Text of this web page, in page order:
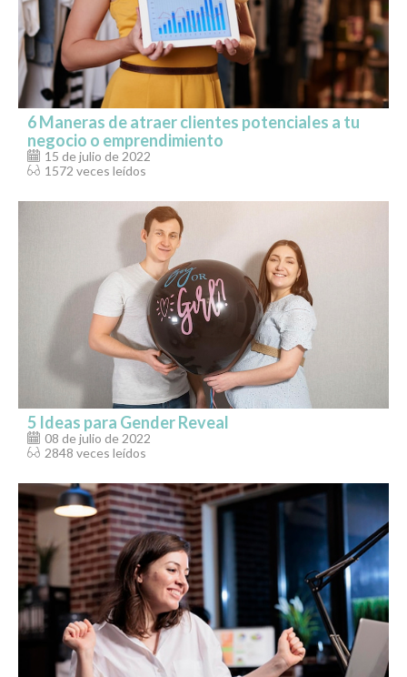
6 Maneras de atraer clientes potenciales a tu
negocio o emprendimiento
15 de julio de 2022
1572 veces leídos
5 Ideas para Gender Reveal
08 de julio de 2022
2848 veces leídos